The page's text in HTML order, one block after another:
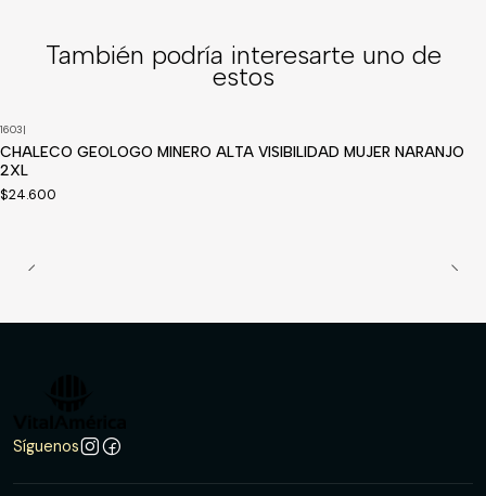
También podría interesarte uno de
estos
1603|
CHALECO GEOLOGO MINERO ALTA VISIBILIDAD MUJER NARANJO
2XL
$24.600
Síguenos